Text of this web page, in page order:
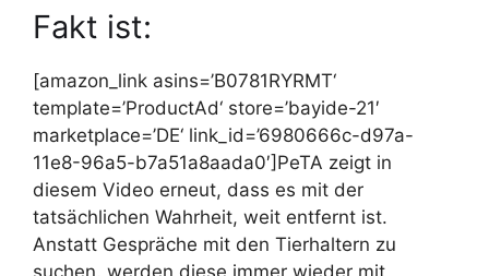
Fakt ist:
[amazon_link asins=’B0781RYRMT‘
template=’ProductAd‘ store=’bayide-21′
marketplace=’DE‘ link_id=’6980666c-d97a-
11e8-96a5-b7a51a8aada0′]PeTA zeigt in
diesem Video erneut, dass es mit der
tatsächlichen Wahrheit, weit entfernt ist.
Anstatt Gespräche mit den Tierhaltern zu